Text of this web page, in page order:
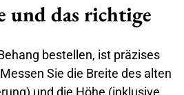
und das richtige
bestellen, ist präzises
Sie die Breite des alten
und die Höhe (inklusive